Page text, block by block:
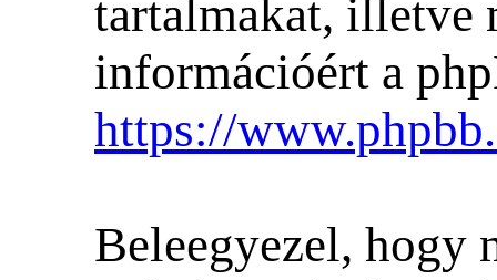
tartalmakat, illetve
információért a
https://
Beleegyezel, hogy